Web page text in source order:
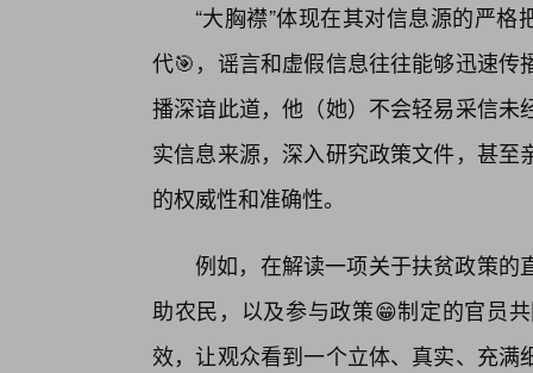
“大胸襟”体现在其对信息源的严
代🎯，谣言和虚假信息往往能够迅速
播深谙此道，他（她）不会轻易采信
实信息来源，深入研究政策文件，甚
的权威性和准确性。
例如，在解读一项关于扶贫政策的
助农民，以及参与政策😁制定的官员
效，让观众看到一个立体、真实、充